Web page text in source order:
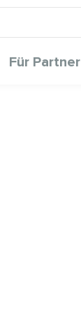
Für Partner